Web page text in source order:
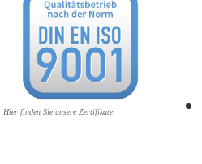
Hier finden Sie unsere Zertifikate